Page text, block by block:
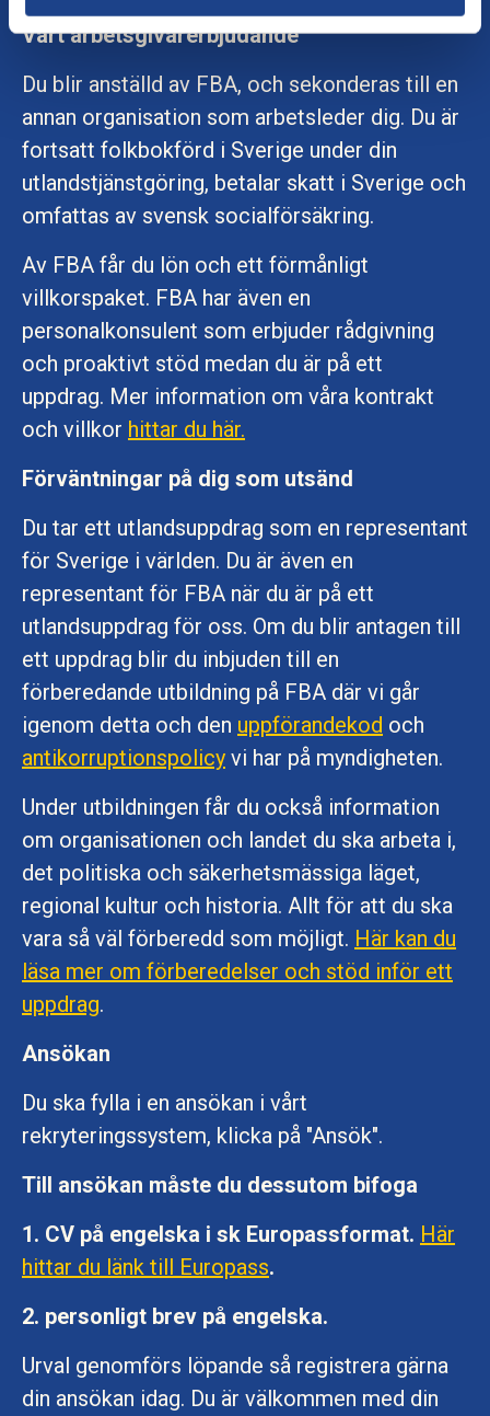
Vårt arbetsgivarerbjudande
Du blir anställd av FBA, och sekonderas till en
annan organisation som arbetsleder dig. Du är
fortsatt folkbokförd i Sverige under din
utlandstjänstgöring, betalar skatt i Sverige och
omfattas av svensk socialförsäkring.
Av FBA får du lön och ett förmånligt
villkorspaket. FBA har även en
personalkonsulent som erbjuder rådgivning
och proaktivt stöd medan du är på ett
uppdrag. Mer information om våra kontrakt
och villkor hittar du här.
Förväntningar på dig som utsänd
Du tar ett utlandsuppdrag som en representant
för Sverige i världen. Du är även en
representant för FBA när du är på ett
utlandsuppdrag för oss. Om du blir antagen till
ett uppdrag blir du inbjuden till en
förberedande utbildning på FBA där vi går
igenom detta och den uppförandekod och
antikorruptionspolicy vi har på myndigheten.
Under utbildningen får du också information
om organisationen och landet du ska arbeta i,
det politiska och säkerhetsmässiga läget,
regional kultur och historia. Allt för att du ska
vara så väl förberedd som möjligt. Här kan du
läsa mer om förberedelser och stöd inför ett
uppdrag.
Ansökan
Du ska fylla i en ansökan i vårt
rekryteringssystem, klicka på "Ansök".
Till ansökan måste du dessutom bifoga
1. CV på engelska i sk Europassformat. Här
hittar du länk till Europass.
2. personligt brev på engelska.
Urval genomförs löpande så registrera gärna
din ansökan idag. Du är välkommen med din